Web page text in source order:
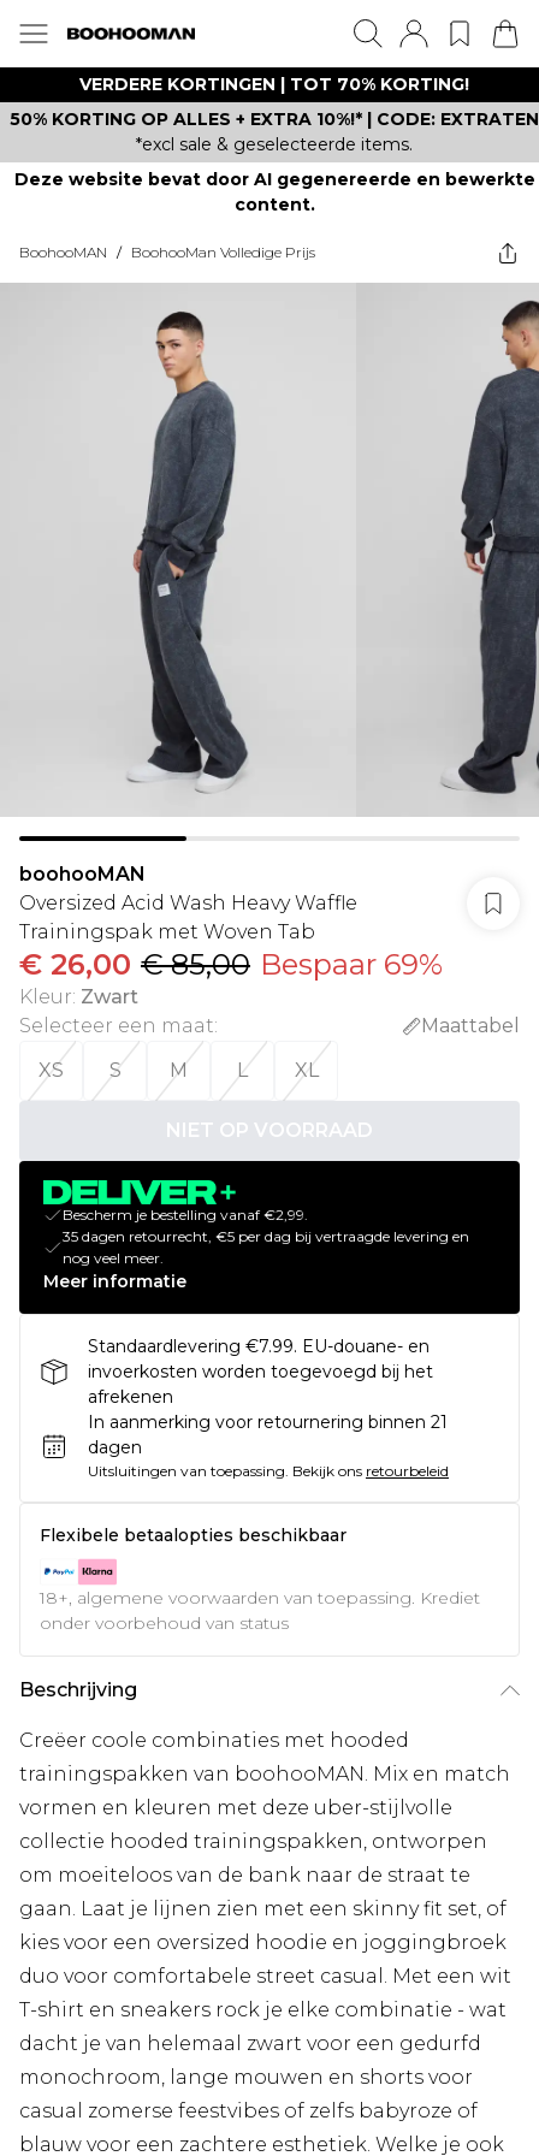
VERDERE KORTINGEN | TOT 70% KORTING!
50% KORTING OP ALLES + EXTRA 10%!* | CODE: EXTRATEN
*excl sale & geselecteerde items.
Deze website bevat door AI gegenereerde en bewerkte
content.
BoohooMAN / BoohooMan Volledige Prijs
boohooMAN
Oversized Acid Wash Heavy Waffle
Trainingspak met Woven Tab
€ 26,00 € 85,00 Bespaar 69%
Kleur: Zwart
Selecteer een maat:
Maattabel
XS
S M L XL
NIET OP VOORRAAD
Bescherm je bestelling vanaf €2,99.
35 dagen retourrecht, €5 per dag bij vertraagde levering en
nog veel meer.
Meer informatie
Standaardlevering €7.99. EU-douane- en
invoerkosten worden toegevoegd bij het
afrekenen
In aanmerking voor retournering binnen 21
dagen
Uitsluitingen van toepassing. Bekijk ons retourbeleid
Flexibele betaalopties beschikbaar
18+, algemene voorwaarden van toepassing. Krediet
onder voorbehoud van status
Beschrijving
Creëer coole combinaties met hooded
trainingspakken van boohooMAN. Mix en match
vormen en kleuren met deze uber-stijlvolle
collectie hooded trainingspakken, ontworpen
om moeiteloos van de bank naar de straat te
gaan. Laat je lijnen zien met een skinny fit set, of
kies voor een oversized hoodie en joggingbroek
duo voor comfortabele street casual. Met een wit
T-shirt en sneakers rock je elke combinatie - wat
dacht je van helemaal zwart voor een gedurfd
monochroom, lange mouwen en shorts voor
casual zomerse feestvibes of zelfs babyroze of
blauw voor een zachtere esthetiek. Welke je ook